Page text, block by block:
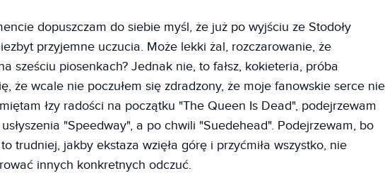
dopuszczam do siebie myśl, że już po wyjściu ze Stodoły
przyjemne uczucia. Może lekki żal, rozczarowanie, że
sześciu piosenkach? Jednak nie, to fałsz, kokieteria, próba
że wcale nie poczułem się zdradzony, że moje fanowskie serce nie
łzy radości na początku "The Queen Is Dead", podejrzewam
"Speedway", a po chwili "Suedehead". Podejrzewam, bo
trudniej, jakby ekstaza wzięła górę i przyćmiła wszystko, nie
innych konkretnych odczuć.